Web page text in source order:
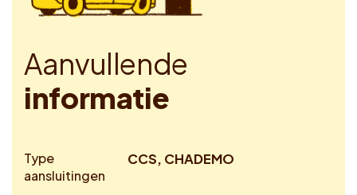
Aanvullende
informatie
Type
aansluitingen
CCS, CHADEMO